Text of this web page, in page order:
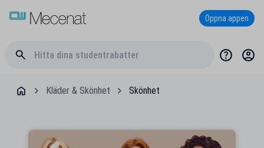
Öppna appen
Kläder & Skönhet Skönhet